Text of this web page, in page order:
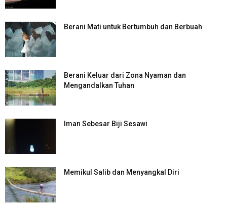
Berani Mati untuk Bertumbuh dan Berbuah
Berani Keluar dari Zona Nyaman dan
Mengandalkan Tuhan
Iman Sebesar Biji Sesawi
Memikul Salib dan Menyangkal Diri